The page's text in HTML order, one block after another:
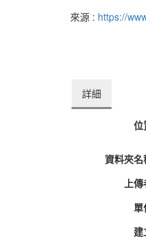
來源 : https://
詳細
位
資料夾名
上傳
單
建